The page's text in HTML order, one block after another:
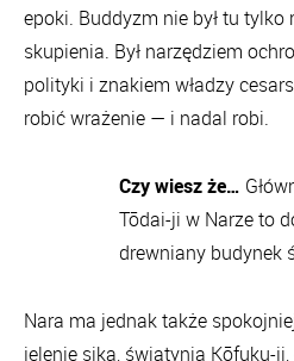
epoki. Buddyzm nie był tu
skupienia. Był narzędziem
polityki i znakiem władzy
robić wrażenie — i nadal robi.
Czy wiesz że…
Tōdai-ji w Narze to
drewniany budynek
Nara ma jednak także
jelenie sika, świątynia Kōfuku-